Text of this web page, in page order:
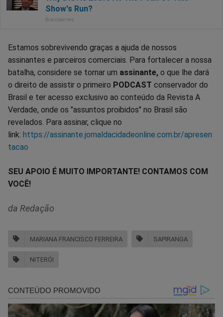
Estamos sobrevivendo graças a ajuda de nossos
assinantes e parceiros comerciais. Para fortalecer a nossa
batalha, considere se tornar um assinante, o que lhe dará
o direito de assistir o primeiro PODCAST conservador do
Brasil e ter acesso exclusivo ao conteúdo da Revista A
Verdade, onde os "assuntos proibidos" no Brasil são
revelados. Para assinar, clique no
link: https://assinante.jornaldacidadeonline.com.br/apresen
tacao
SEU APOIO É MUITO IMPORTANTE! CONTAMOS COM
VOCÊ!
da Redação
MARIANA FRANCISCO FERREIRA SAPIRANGA
NITERÓI